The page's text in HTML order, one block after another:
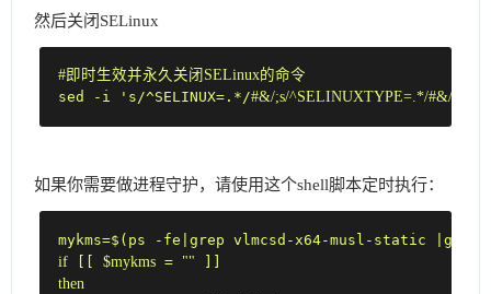
然后关闭SELinux
#即时生效并永久关闭SELinux的命令
sed -i 's/^SELINUX=.*/#&/;s/^SELINUXTYPE=.*/#&/;/
如果你需要做进程守护，请使用这个shell脚本定时执行：
if [[ $mykms = ""
then